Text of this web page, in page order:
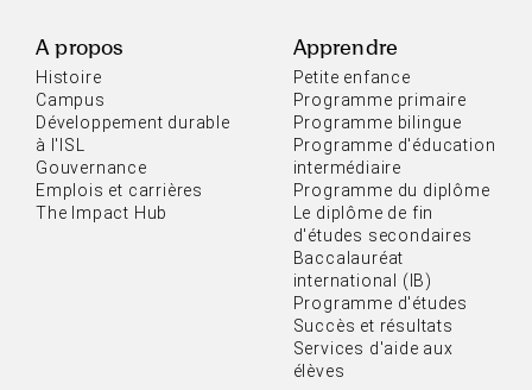
A propos
Histoire
Campus
Développement durable
à l'ISL
Gouvernance
Emplois et carrières
The Impact Hub
Apprendre
Petite enfance
Programme primaire
Programme bilingue
Programme d'éducation
intermédiaire
Programme du diplôme
Le diplôme de fin
d'études secondaires
Baccalauréat
international (IB)
Programme d'études
Succès et résultats
Services d'aide aux
élèves